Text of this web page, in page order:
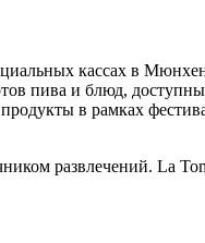
кассах в
пива и блюд,
в рамках
развлечений. La